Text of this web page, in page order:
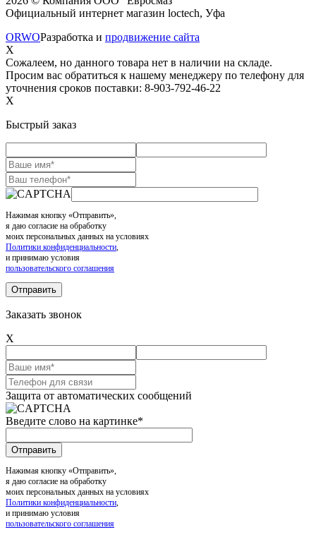
Официальный интернет магазин loctech, Уфа
ORWOРазработка и продвижение сайта
X
Сожалеем, но данного товара нет в наличии на складе.
Просим вас обратиться к нашему менеджеру по телефону для
уточнения сроков поставки: 8-903-792-46-22
X
Быстрый заказ
Нажимая кнопку «Отправить»,
я даю согласие на обработку
моих персональных данных на условиях
Политики конфиденциальности,
и принимаю условия
пользовательского соглашения
Заказать звонок
X
Защита от автоматических сообщений
Введите слово на картинке*
Нажимая кнопку «Отправить»,
я даю согласие на обработку
моих персональных данных на условиях
Политики конфиденциальности,
и принимаю условия
пользовательского соглашения